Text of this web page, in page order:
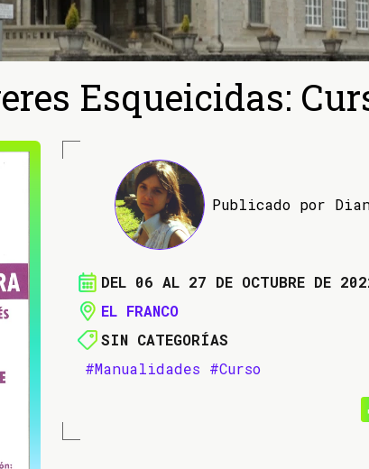
Esqueicidas:
Publicado por
DEL 06 AL 27 DE OCTUBRE DE
EL FRANCO
SIN CATEGORÍAS
#Manualidades #Curso